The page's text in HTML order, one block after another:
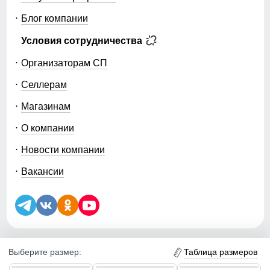
Уведомление об использовании файлов куки (cookie) и
Выберите размер: Таблица размеров
Блог компании
Условия сотрудничества
Организаторам СП
Селлерам
Магазинам
О компании
Новости компании
Вакансии
5.0 5.0